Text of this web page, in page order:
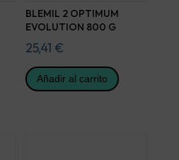
BLEMIL 2 OPTIMUM
EVOLUTION 800 G
25,41 €
Añadir al carrito